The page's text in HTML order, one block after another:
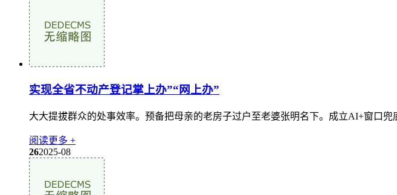
实现全省不动产登记掌上办”“网上办”
大大提拔群众的处事效率。预备把母亲的老房子过户至老婆张明名下。成立AI+窗口
阅读更多 +
262025-08